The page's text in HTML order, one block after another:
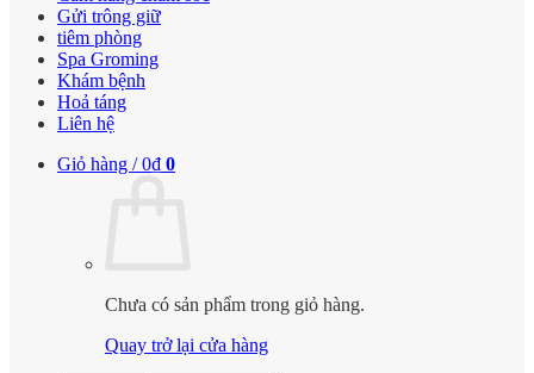
Gửi trông giữ
tiêm phòng
Spa Groming
Khám bệnh
Hoả táng
Liên hệ
Giỏ hàng /0₫ 0
Chưa có sản phẩm trong giỏ hàng.
Quay trở lại cửa hàng